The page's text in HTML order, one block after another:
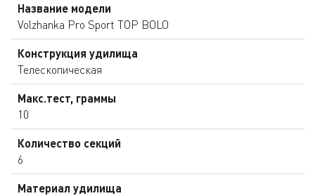
Название модели
Volzhanka Pro Sport TOP BOLO
Конструкция удилища
Телескопическая
Макс.тест, граммы
10
Количество секций
6
Материал удилища